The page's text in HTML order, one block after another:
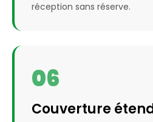
réception sans réserve.
06
Couverture